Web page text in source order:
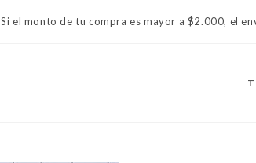
Si el monto de tu compra es mayor a $2.000, el